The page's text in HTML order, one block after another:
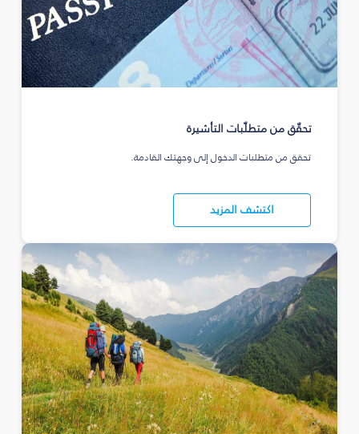
تحقّق من متطلّبات التأشيرة
تحقق من متطلبات الدخول إلى وجهتك القادمة.
اكتشف المزيد